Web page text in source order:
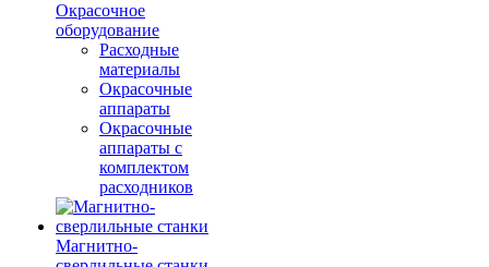
Окрасочное
оборудование
Расходные
материалы
Окрасочные
аппараты
Окрасочные
аппараты с
комплектом
расходников
Магнитно-